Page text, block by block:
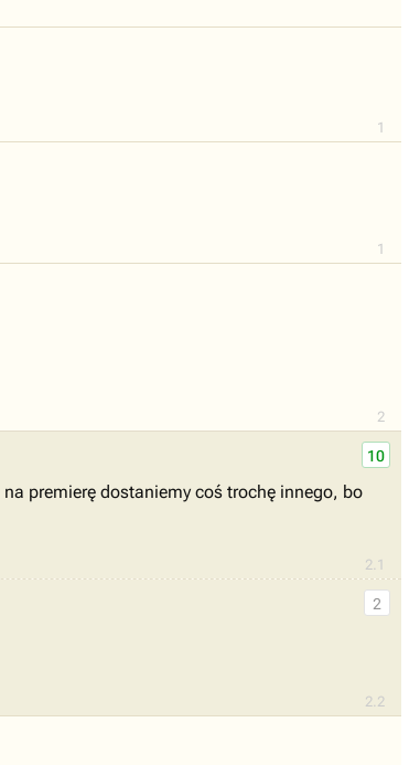
1
1
2
2.1
10
premierę dostaniemy coś trochę innego, bo
2.2
2